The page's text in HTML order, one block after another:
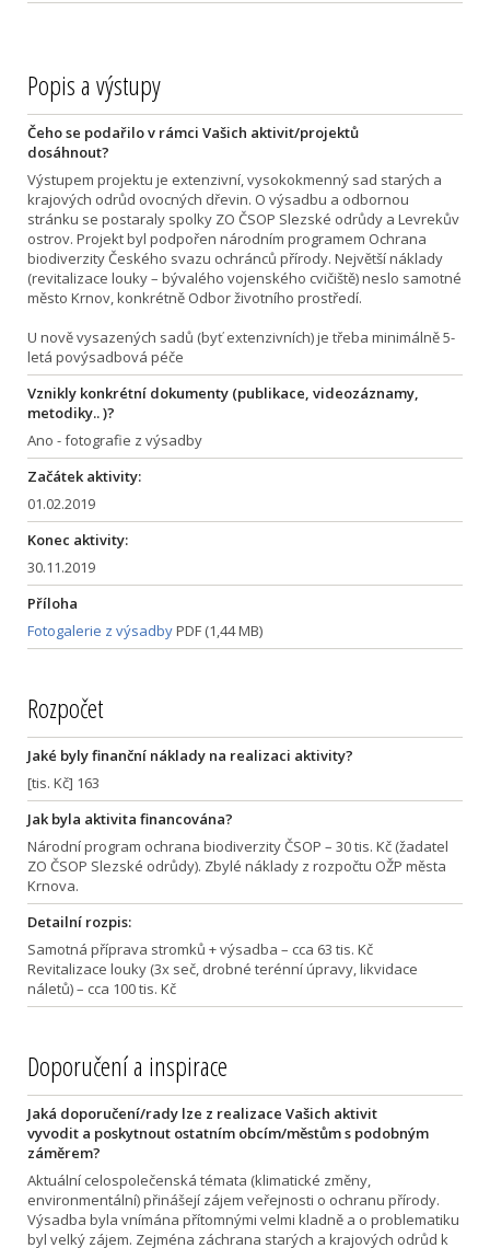
Popis a výstupy
Čeho se podařilo v rámci Vašich aktivit/projektů
dosáhnout?
Výstupem projektu je extenzivní, vysokokmenný sad starých a
krajových odrůd ovocných dřevin. O výsadbu a odbornou
stránku se postaraly spolky ZO ČSOP Slezské odrůdy a Levrekův
ostrov. Projekt byl podpořen národním programem Ochrana
biodiverzity Českého svazu ochránců přírody. Největší náklady
(revitalizace louky – bývalého vojenského cvičiště) neslo samotné
město Krnov, konkrétně Odbor životního prostředí.
U nově vysazených sadů (byť extenzivních) je třeba minimálně 5-
letá povýsadbová péče
Vznikly konkrétní dokumenty (publikace, videozáznamy,
metodiky.. )?
Ano - fotografie z výsadby
Začátek aktivity:
01.02.2019
Konec aktivity:
30.11.2019
Příloha
Fotogalerie z výsadbyPDF (1,44 MB)
Rozpočet
Jaké byly finanční náklady na realizaci aktivity?
[tis. Kč] 163
Jak byla aktivita financována?
Národní program ochrana biodiverzity ČSOP – 30 tis. Kč (žadatel
ZO ČSOP Slezské odrůdy). Zbylé náklady z rozpočtu OŽP města
Krnova.
Detailní rozpis:
Samotná příprava stromků + výsadba – cca 63 tis. Kč
Revitalizace louky (3x seč, drobné terénní úpravy, likvidace
náletů) – cca 100 tis. Kč
Doporučení a inspirace
Jaká doporučení/rady lze z realizace Vašich aktivit
vyvodit a poskytnout ostatním obcím/městům s podobným
záměrem?
Aktuální celospolečenská témata (klimatické změny,
environmentální) přinášejí zájem veřejnosti o ochranu přírody.
Výsadba byla vnímána přítomnými velmi kladně a o problematiku
byl velký zájem. Zejména záchrana starých a krajových odrůd k